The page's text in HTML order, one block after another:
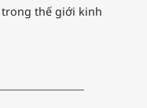
thế giới kinh